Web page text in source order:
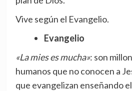
Vive según el Evangelio.
Evangelio
«La mies es mucha»: son
humanos que no conocen a
que evangelizan enseñando